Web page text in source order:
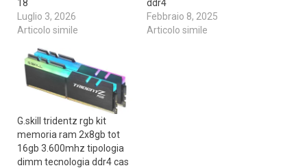
18
Luglio 3, 2026
Articolo simile
ddr4
Febbraio 8, 2025
Articolo simile
G.skill tridentz rgb kit
memoria ram 2x8gb tot
16gb 3.600mhz tipologia
dimm tecnologia ddr4 cas